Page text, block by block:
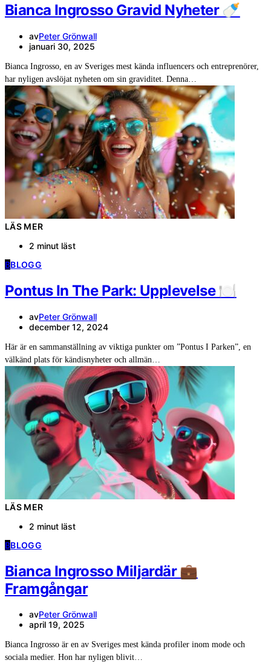
Bianca Ingrosso Gravid Nyheter 🍼
avPeter Grönwall
januari 30, 2025
Bianca Ingrosso, en av Sveriges mest kända influencers och entreprenörer,
har nyligen avslöjat nyheten om sin graviditet. Denna…
LÄS MER
2 minut läst
BBLOGG
Pontus In The Park: Upplevelse 🍽️
avPeter Grönwall
december 12, 2024
Här är en sammanställning av viktiga punkter om ”Pontus I Parken”, en
välkänd plats för kändisnyheter och allmän…
LÄS MER
2 minut läst
BBLOGG
Bianca Ingrosso Miljardär 💼
Framgångar
avPeter Grönwall
april 19, 2025
Bianca Ingrosso är en av Sveriges mest kända profiler inom mode och
sociala medier. Hon har nyligen blivit…